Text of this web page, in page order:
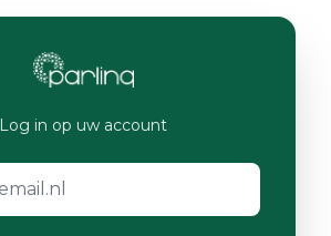
Log in op uw account